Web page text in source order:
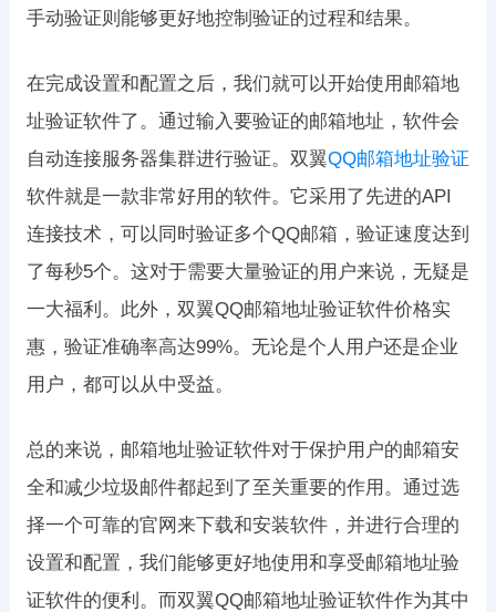
手动验证则能够更好地控制验证的过程和结果。
在完成设置和配置之后，我们就可以开始使用邮箱地
址验证软件了。通过输入要验证的邮箱地址，软件会
自动连接服务器集群进行验证。双翼QQ邮箱地址验证
软件就是一款非常好用的软件。它采用了先进的API
连接技术，可以同时验证多个QQ邮箱，验证速度达到
了每秒5个。这对于需要大量验证的用户来说，无疑是
一大福利。此外，双翼QQ邮箱地址验证软件价格实
惠，验证准确率高达99%。无论是个人用户还是企业
用户，都可以从中受益。
总的来说，邮箱地址验证软件对于保护用户的邮箱安
全和减少垃圾邮件都起到了至关重要的作用。通过选
择一个可靠的官网来下载和安装软件，并进行合理的
设置和配置，我们能够更好地使用和享受邮箱地址验
证软件的便利。而双翼QQ邮箱地址验证软件作为其中